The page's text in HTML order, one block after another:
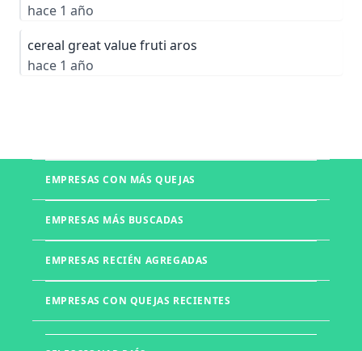
hace 1 año
cereal great value fruti aros
hace 1 año
EMPRESAS CON MÁS QUEJAS
UNITEC
EMPRESAS MÁS BUSCADAS
Izzi
EMPRESAS RECIÉN AGREGADAS
EMPRESAS CON QUEJAS RECIENTES
Muebles d'Europe